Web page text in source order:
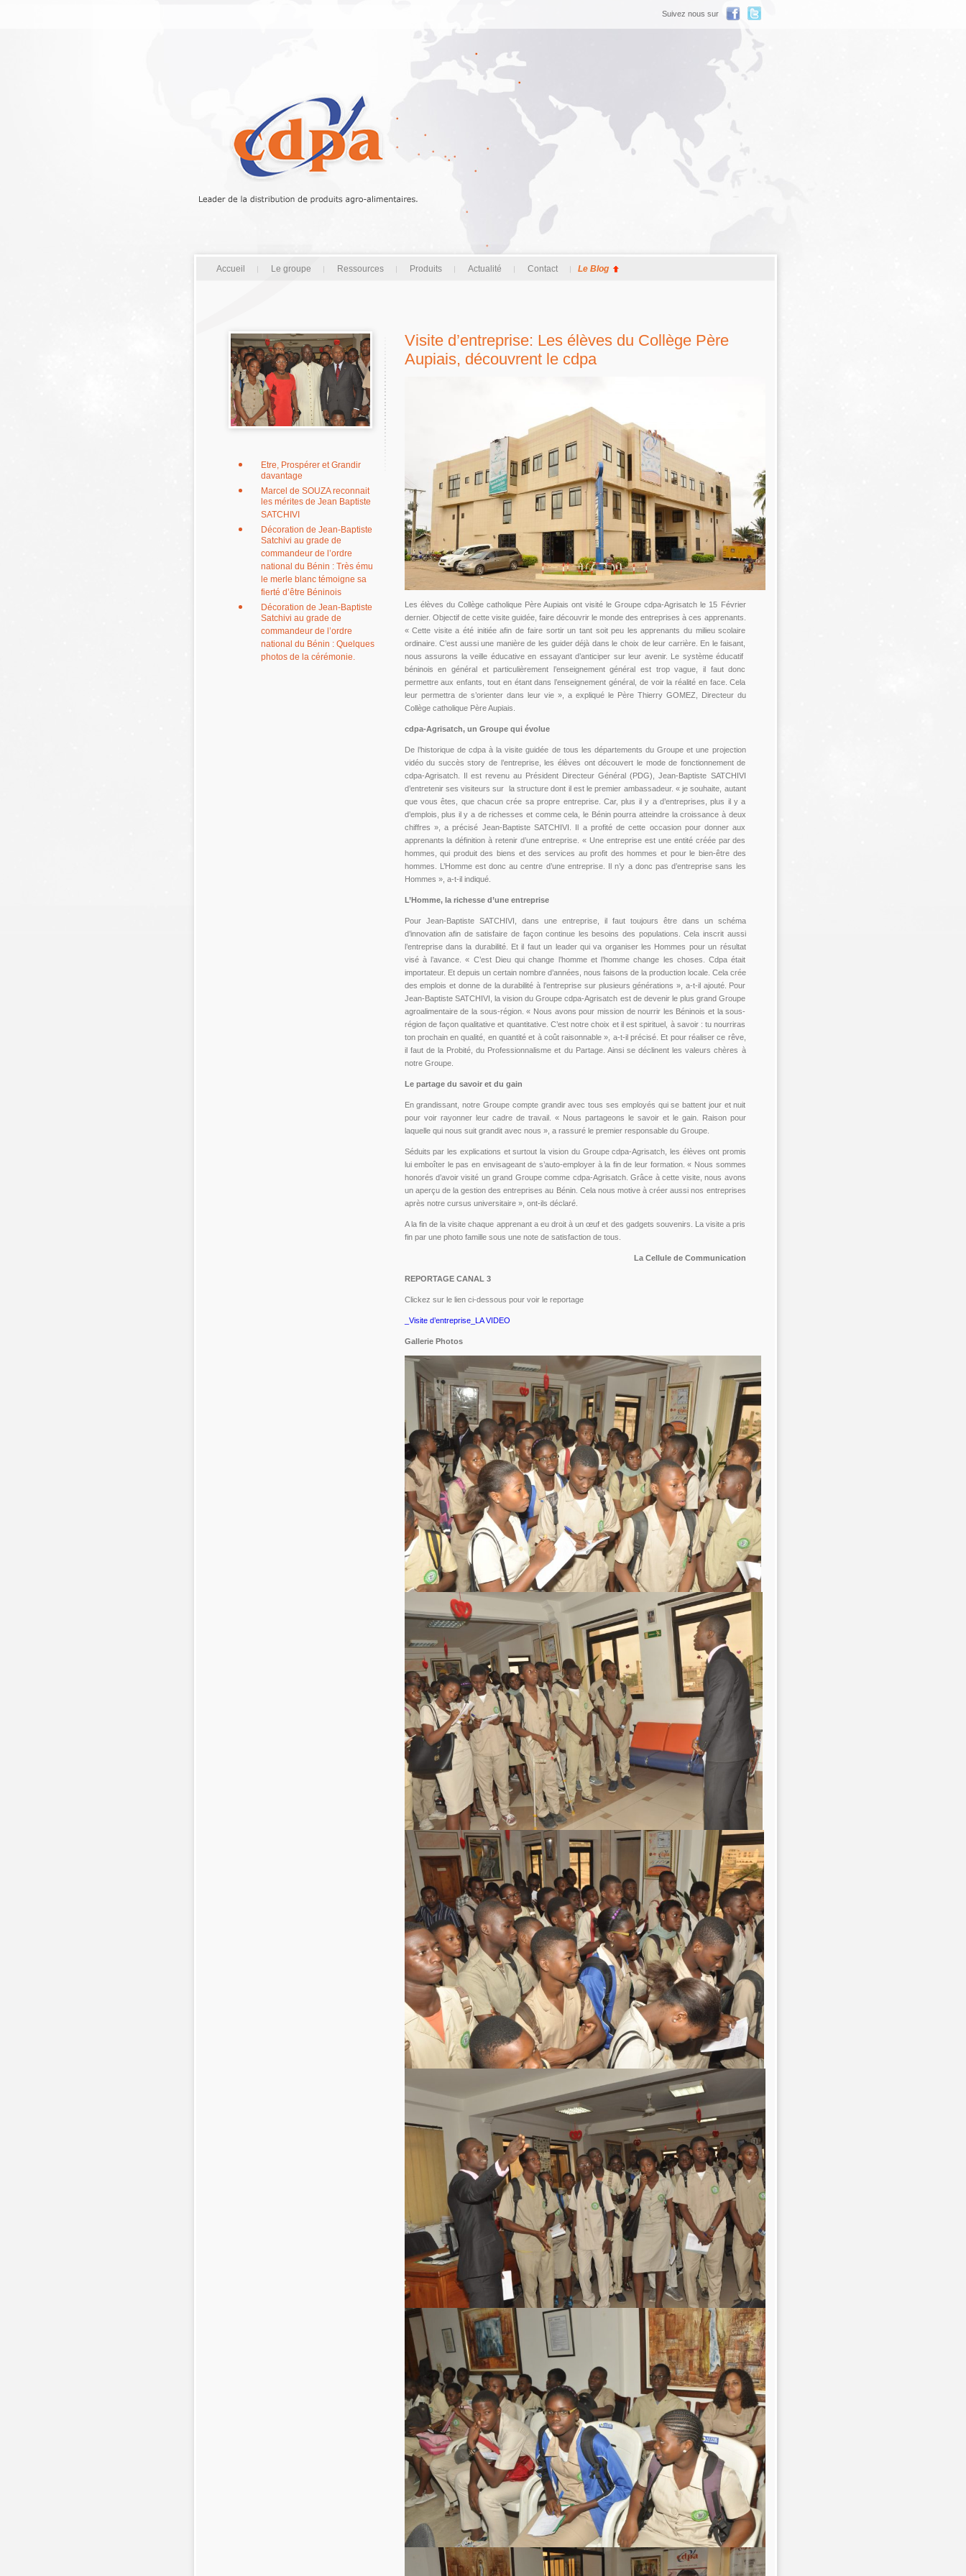
Suivez nous sur
Accueil Le groupe Ressources Produits Actualité Contact Le Blog
Etre, Prospérer et Grandir
davantage
Marcel de SOUZA reconnait
les mérites de Jean Baptiste
SATCHIVI
Décoration de Jean-Baptiste
Satchivi au grade de
commandeur de l’ordre
national du Bénin : Très ému
le merle blanc témoigne sa
fierté d’être Béninois
Décoration de Jean-Baptiste
Satchivi au grade de
commandeur de l’ordre
national du Bénin : Quelques
photos de la cérémonie.
Visite d’entreprise: Les élèves du Collège Père
Aupiais, découvrent le cdpa
Les élèves du Collège catholique Père Aupiais ont visité le Groupe cdpa-Agrisatch le 15 Février
dernier. Objectif de cette visite guidée, faire découvrir le monde des entreprises à ces apprenants.
« Cette visite a été initiée afin de faire sortir un tant soit peu les apprenants du milieu scolaire
ordinaire. C’est aussi une manière de les guider déjà dans le choix de leur carrière. En le faisant,
nous assurons la veille éducative en essayant d’anticiper sur leur avenir. Le système éducatif
béninois en général et particulièrement l’enseignement général est trop vague, il faut donc
permettre aux enfants, tout en étant dans l’enseignement général, de voir la réalité en face. Cela
leur permettra de s’orienter dans leur vie », a expliqué le Père Thierry GOMEZ, Directeur du
Collège catholique Père Aupiais.
cdpa-Agrisatch, un Groupe qui évolue
De l’historique de cdpa à la visite guidée de tous les départements du Groupe et une projection
vidéo du succès story de l’entreprise, les élèves ont découvert le mode de fonctionnement de
cdpa-Agrisatch. Il est revenu au Président Directeur Général (PDG), Jean-Baptiste SATCHIVI
d’entretenir ses visiteurs sur la structure dont il est le premier ambassadeur. « je souhaite, autant
que vous êtes, que chacun crée sa propre entreprise. Car, plus il y a d’entreprises, plus il y a
d’emplois, plus il y a de richesses et comme cela, le Bénin pourra atteindre la croissance à deux
chiffres », a précisé Jean-Baptiste SATCHIVI. Il a profité de cette occasion pour donner aux
apprenants la définition à retenir d’une entreprise. « Une entreprise est une entité créée par des
hommes, qui produit des biens et des services au profit des hommes et pour le bien-être des
hommes. L’Homme est donc au centre d’une entreprise. Il n’y a donc pas d’entreprise sans les
Hommes », a-t-il indiqué.
L’Homme, la richesse d’une entreprise
Pour Jean-Baptiste SATCHIVI, dans une entreprise, il faut toujours être dans un schéma
d’innovation afin de satisfaire de façon continue les besoins des populations. Cela inscrit aussi
l’entreprise dans la durabilité. Et il faut un leader qui va organiser les Hommes pour un résultat
visé à l’avance. « C’est Dieu qui change l’homme et l’homme change les choses. Cdpa était
importateur. Et depuis un certain nombre d’années, nous faisons de la production locale. Cela crée
des emplois et donne de la durabilité à l’entreprise sur plusieurs générations », a-t-il ajouté. Pour
Jean-Baptiste SATCHIVI, la vision du Groupe cdpa-Agrisatch est de devenir le plus grand Groupe
agroalimentaire de la sous-région. « Nous avons pour mission de nourrir les Béninois et la sous-
région de façon qualitative et quantitative. C’est notre choix et il est spirituel, à savoir : tu nourriras
ton prochain en qualité, en quantité et à coût raisonnable », a-t-il précisé. Et pour réaliser ce rêve,
il faut de la Probité, du Professionnalisme et du Partage. Ainsi se déclinent les valeurs chères à
notre Groupe.
Le partage du savoir et du gain
En grandissant, notre Groupe compte grandir avec tous ses employés qui se battent jour et nuit
pour voir rayonner leur cadre de travail. « Nous partageons le savoir et le gain. Raison pour
laquelle qui nous suit grandit avec nous », a rassuré le premier responsable du Groupe.
Séduits par les explications et surtout la vision du Groupe cdpa-Agrisatch, les élèves ont promis
lui emboîter le pas en envisageant de s’auto-employer à la fin de leur formation. « Nous sommes
honorés d’avoir visité un grand Groupe comme cdpa-Agrisatch. Grâce à cette visite, nous avons
un aperçu de la gestion des entreprises au Bénin. Cela nous motive à créer aussi nos entreprises
après notre cursus universitaire », ont-ils déclaré.
A la fin de la visite chaque apprenant a eu droit à un œuf et des gadgets souvenirs. La visite a pris
fin par une photo famille sous une note de satisfaction de tous.
La Cellule de Communication
REPORTAGE CANAL 3
Clickez sur le lien ci-dessous pour voir le reportage
_Visite d’entreprise_LA VIDEO
Gallerie Photos